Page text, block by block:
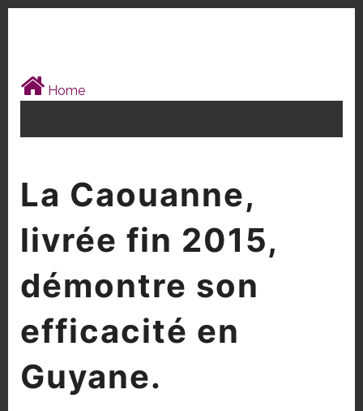
Home
La Caouanne,
livrée fin 2015,
démontre son
efficacité en
Guyane.